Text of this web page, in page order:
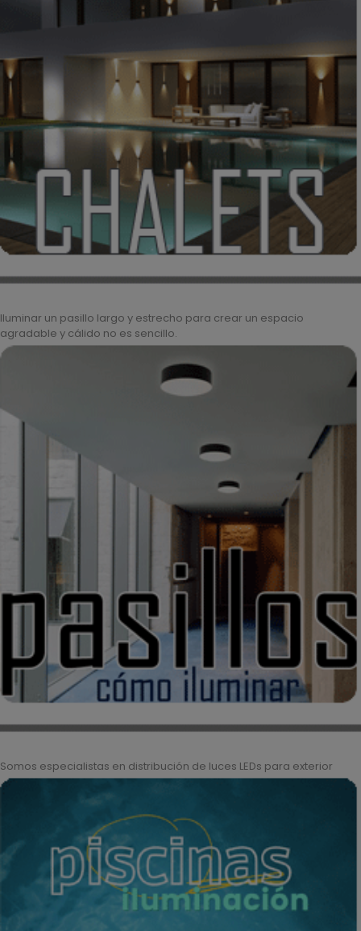
Iluminar un pasillo largo y estrecho para crear un espacio
agradable y cálido no es sencillo.
Somos especialistas en distribución de luces LEDs para exterior